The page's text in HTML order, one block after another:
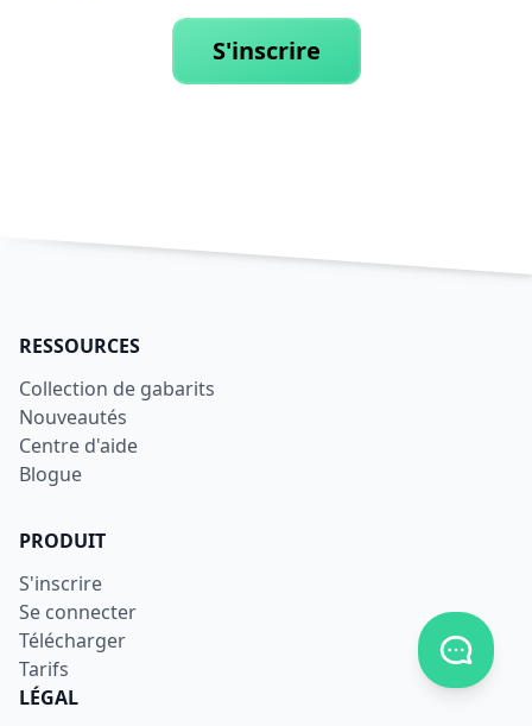
S'inscrire
RESSOURCES
Collection de gabarits
Nouveautés
Centre d'aide
Blogue
PRODUIT
S'inscrire
Se connecter
Télécharger
Tarifs
LÉGAL